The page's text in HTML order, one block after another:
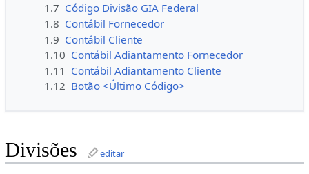
1.7 Código Divisão GIA Federal
1.8 Contábil Fornecedor
1.9 Contábil Cliente
1.10 Contábil Adiantamento Fornecedor
1.11 Contábil Adiantamento Cliente
1.12 Botão <Último Código>
Divisões editar